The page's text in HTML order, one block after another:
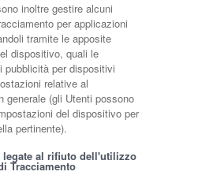
inoltre gestire alcuni
per applicazioni
tramite le apposite
dispositivo, quali le
pubblicità per dispositivi
relative al
generale (gli Utenti possono
del dispositivo per
pertinente).
legate al rifiuto dell'utilizzo
Tracciamento